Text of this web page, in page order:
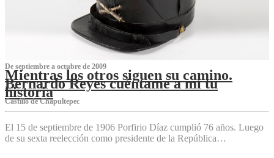
De septiembre a octubre de 2009
Mientras los otros siguen su camino.
Bernardo Reyes cuéntame a mí tu
historia
Castillo de Chapultepec
El 15 de septiembre de 1906 Porfirio Díaz cumplió 76 años. Luego
de su sexta reelección como presidente de la República…